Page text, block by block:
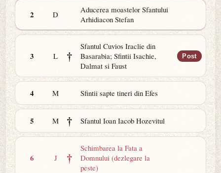
2 D
Aducerea moastelor Sfantului
Arhidiacon Stefan
3 L †
Sfantul Cuvios Iraclie din
Basarabia; Sfintii Isachie,
Dalmat si Faust
Post
4 M Sfintii sapte tineri din Efes
5 M † Sfantul Ioan Iacob Hozevitul
6 J †
Schimbarea la Fata a
Domnului (dezlegare la
peste)